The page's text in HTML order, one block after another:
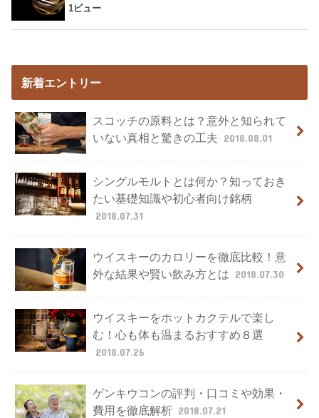
1ビュー
新着エントリー
スコッチの原料とは？意外と知られて
いない真相と驚きの工夫 2018.08.01
シングルモルトとは何か？知っておき
たい基礎知識や初心者向け銘柄
2018.07.31
ウイスキーのカロリーを徹底比較！意
外な結果や賢い飲み方とは 2018.07.30
ウイスキーをホットカクテルで楽し
む！心も体も温まるおすすめ８選
2018.07.26
ゲンキウコンの評判・口コミや効果・
費用を徹底解析 2018.07.21